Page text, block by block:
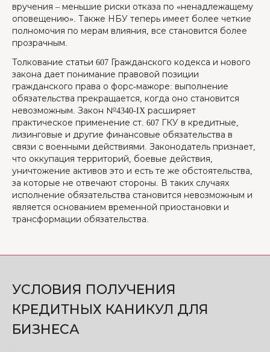
вручения – меньшие риски отказа по «ненадлежащему
оповещению». Также НБУ теперь имеет более четкие
полномочия по мерам влияния, все становится более
прозрачным.
Толкование статьи 607 Гражданского кодекса и нового
закона дает понимание правовой позиции
гражданского права о форс-мажоре: выполнение
обязательства прекращается, когда оно становится
невозможным. Закон №4340-IX расширяет
практическое применение ст. 607 ГКУ в кредитные,
лизинговые и другие финансовые обязательства в
связи с военными действиями. Законодатель признает,
что оккупация территорий, боевые действия,
уничтожение активов это и есть те же обстоятельства,
за которые не отвечают стороны. В таких случаях
исполнение обязательства становится невозможным и
является основанием временной приостановки и
трансформации обязательства.
УСЛОВИЯ ПОЛУЧЕНИЯ
КРЕДИТНЫХ КАНИКУЛ ДЛЯ
БИЗНЕСА